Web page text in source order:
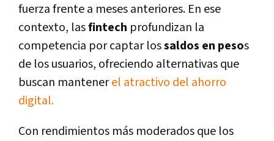
fuerza frente a meses anteriores. En ese
contexto, lasfintech profundizan la
competencia por captar lossaldos en pesos
de los usuarios, ofreciendo alternativas que
buscan mantenerel atractivo del ahorro
digital.
Con rendimientos más moderados que los